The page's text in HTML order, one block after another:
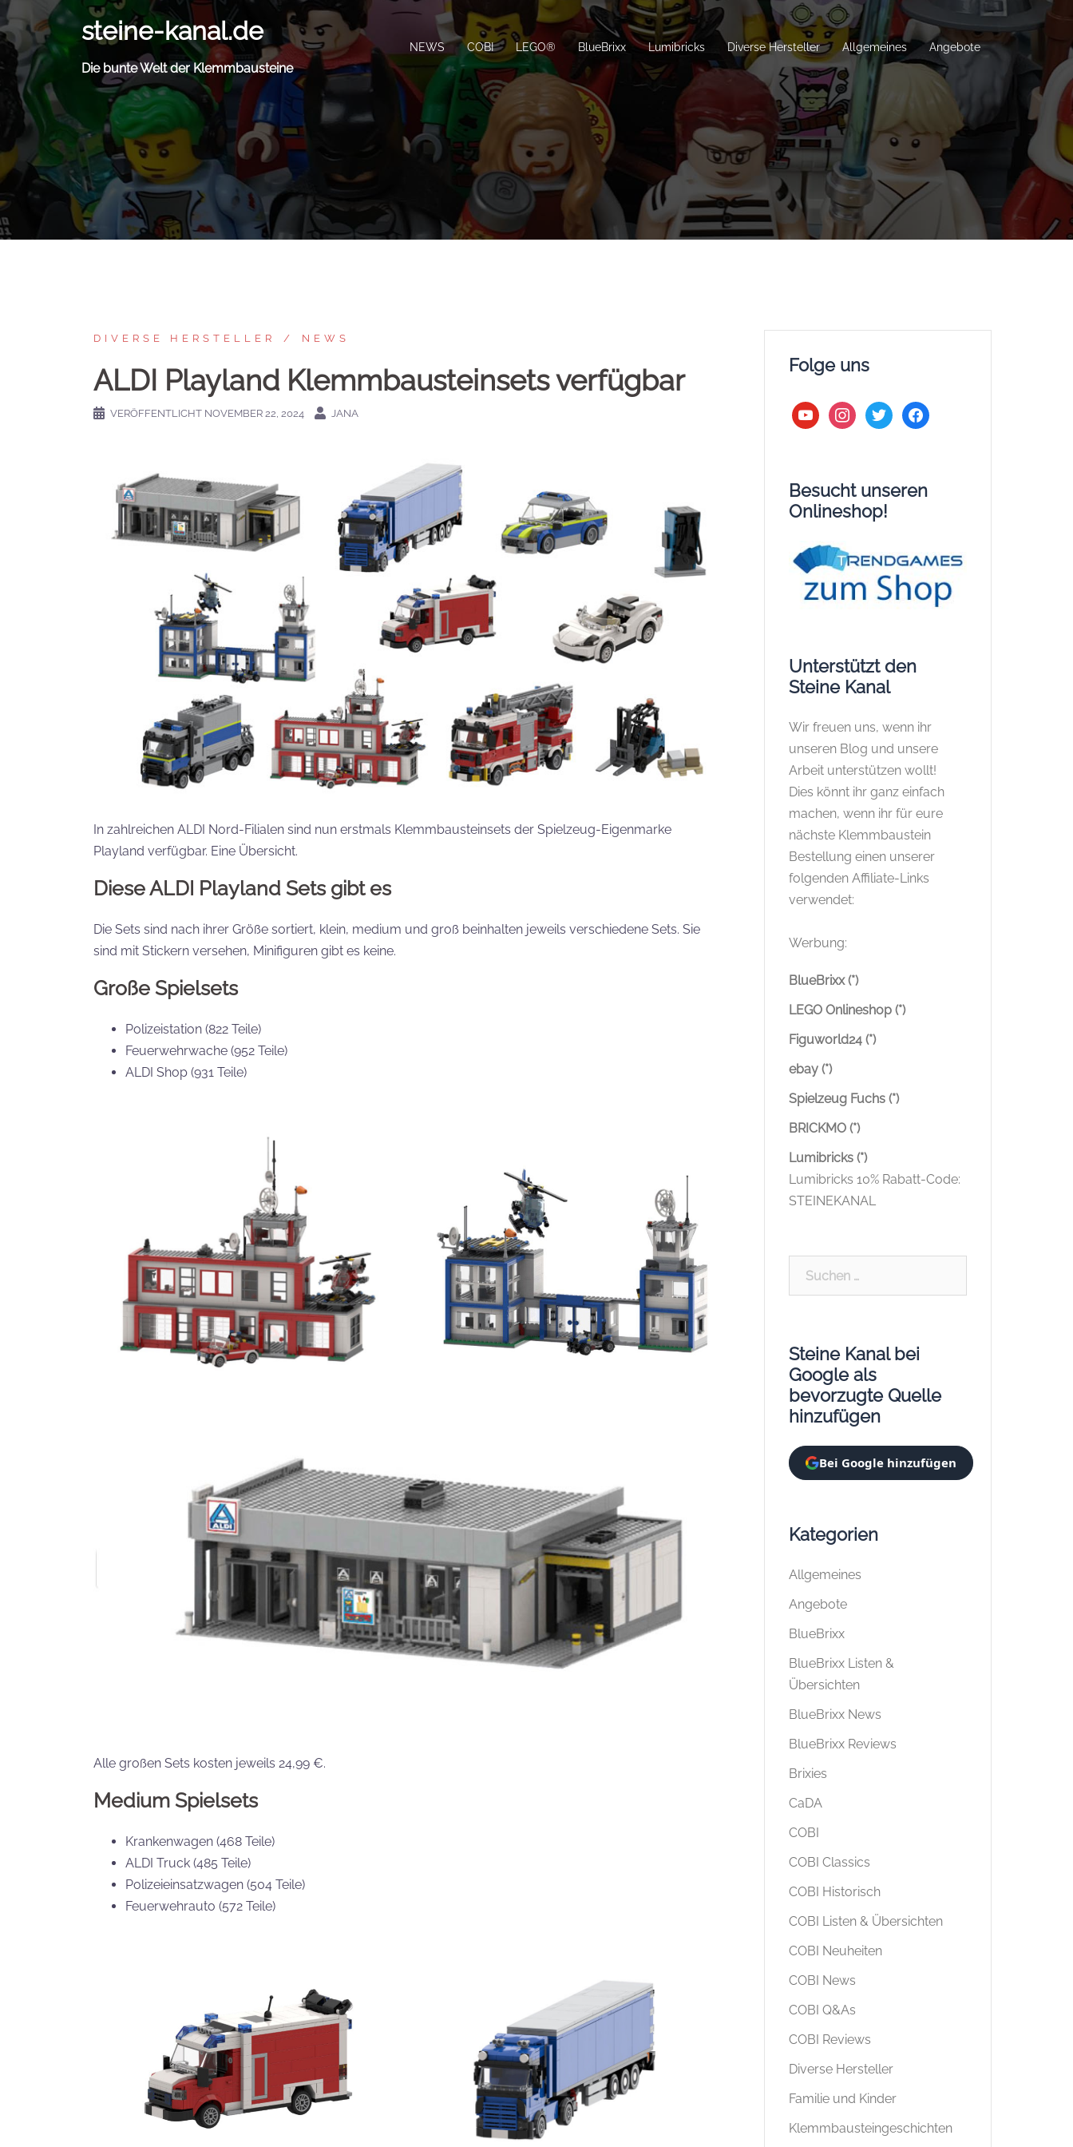
Zum
Inhalt
springen
steine-kanal.de
Die bunte Welt der Klemmbausteine
NEWS COBI LEGO® BlueBrixx Lumibricks Diverse Hersteller Allgemeines Angebote
DIVERSE HERSTELLER NEWS
ALDI Playland Klemmbausteinsets verfügbar
VERÖFFENTLICHT NOVEMBER 22, 2024 JANA
In zahlreichen ALDI Nord-Filialen sind nun erstmals Klemmbausteinsets der Spielzeug-Eigenmarke
Playland verfügbar. Eine Übersicht.
Diese ALDI Playland Sets gibt es
Die Sets sind nach ihrer Größe sortiert, klein, medium und groß beinhalten jeweils verschiedene Sets. Sie
sind mit Stickern versehen, Minifiguren gibt es keine.
Große Spielsets
Polizeistation (822 Teile)
Feuerwehrwache (952 Teile)
ALDI Shop (931 Teile)
Alle großen Sets kosten jeweils 24,99 €.
Medium Spielsets
Krankenwagen (468 Teile)
ALDI Truck (485 Teile)
Polizeieinsatzwagen (504 Teile)
Feuerwehrauto (572 Teile)
Folge uns
youtubeinstagram
twitter facebook
Besucht unseren
Onlineshop!
Unterstützt den
Steine Kanal
Wir freuen uns, wenn ihr
unseren Blog und unsere
Arbeit unterstützen wollt!
Dies könnt ihr ganz einfach
machen, wenn ihr für eure
nächste Klemmbaustein
Bestellung einen unserer
folgenden Affiliate-Links
verwendet:
Werbung:
BlueBrixx (*)
LEGO Onlineshop (*)
Figuworld24 (*)
ebay (*)
Spielzeug Fuchs (*)
BRICKMO (*)
Lumibricks (*)
Lumibricks 10% Rabatt-Code:
STEINEKANAL
Steine Kanal bei
Google als
bevorzugte Quelle
hinzufügen
Bei Google hinzufügen
Kategorien
Allgemeines
Angebote
BlueBrixx
BlueBrixx Listen &
Übersichten
BlueBrixx News
BlueBrixx Reviews
Brixies
CaDA
COBI
COBI Classics
COBI Historisch
COBI Listen & Übersichten
COBI Neuheiten
COBI News
COBI Q&As
COBI Reviews
Diverse Hersteller
Familie und Kinder
Klemmbausteingeschichten